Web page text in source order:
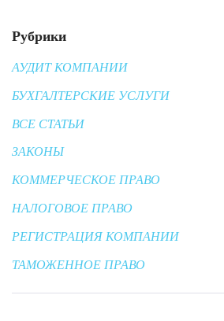
Рубрики
АУДИТ КОМПАНИИ
БУХГАЛТЕРСКИЕ УСЛУГИ
ВСЕ СТАТЬИ
ЗАКОНЫ
КОММЕРЧЕСКОЕ ПРАВО
НАЛОГОВОЕ ПРАВО
РЕГИСТРАЦИЯ КОМПАНИИ
ТАМОЖЕННОЕ ПРАВО